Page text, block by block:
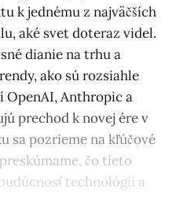
k jednému z najväčších
aké svet doteraz videl.
dianie na trhu a
ako sú rozsiahle
OpenAI, Anthropic a
prechod k novej ére v
sa pozrieme na kľúčové
čo tieto
technológií a